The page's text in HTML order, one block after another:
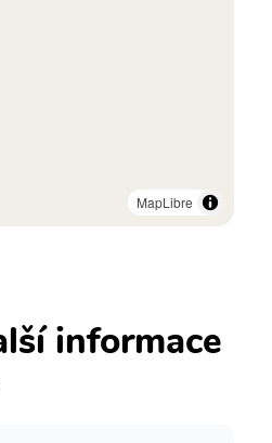
MapLibre
informace